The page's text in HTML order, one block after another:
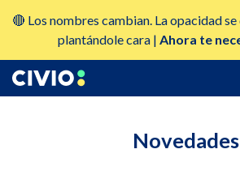
🔴 Los nombres cambian. La opacidad
plantándole cara | Ahora te
Novedades